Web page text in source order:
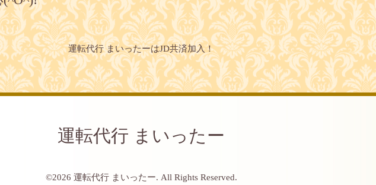
運転代行 まいったーはJD共済加入！
運転代行 まいったー
©2026 運転代行 まいったー. All Rights Reserved.